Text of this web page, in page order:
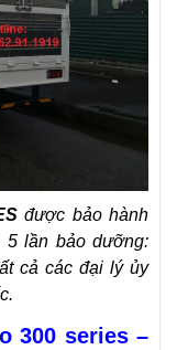
được bảo hành
lần bảo dưỡng:
cả các đại lý ủy
300 series –